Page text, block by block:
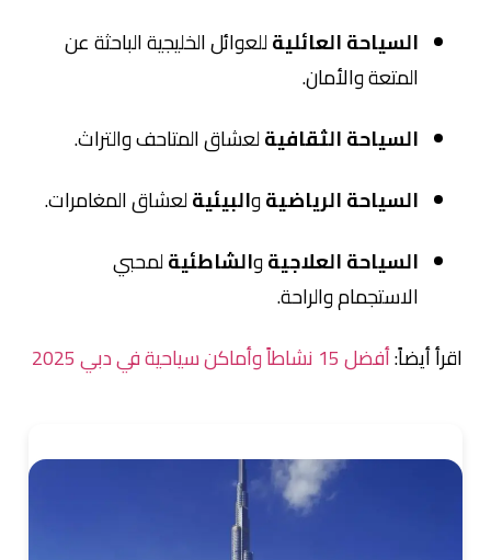
السياحة العائليةللعوائل الخليجية الباحثة عن
المتعة والأمان.
السياحة الثقافيةلعشاق المتاحف والتراث.
السياحة الرياضيةوالبيئيةلعشاق المغامرات.
السياحة العلاجيةوالشاطئيةلمحبي
الاستجمام والراحة.
اقرأ أيضاً:أفضل 15 نشاطاً وأماكن سياحية في دبي 2025